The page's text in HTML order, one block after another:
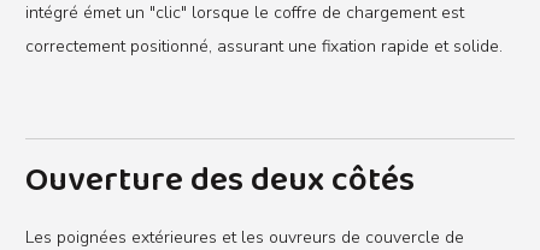
intégré émet un "clic" lorsque le coffre de chargement est
correctement positionné, assurant une fixation rapide et solide.
Ouverture des deux côtés
Les poignées extérieures et les ouvreurs de couvercle de